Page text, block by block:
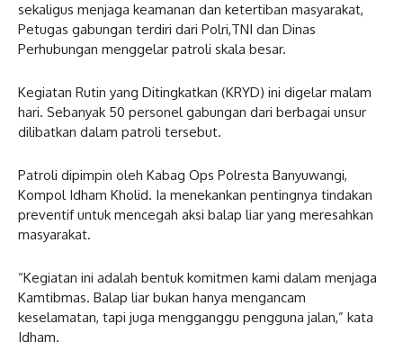
sekaligus menjaga keamanan dan ketertiban masyarakat,
Petugas gabungan terdiri dari Polri,TNI dan Dinas
Perhubungan menggelar patroli skala besar.
Kegiatan Rutin yang Ditingkatkan (KRYD) ini digelar malam
hari. Sebanyak 50 personel gabungan dari berbagai unsur
dilibatkan dalam patroli tersebut.
Patroli dipimpin oleh Kabag Ops Polresta Banyuwangi,
Kompol Idham Kholid. Ia menekankan pentingnya tindakan
preventif untuk mencegah aksi balap liar yang meresahkan
masyarakat.
“Kegiatan ini adalah bentuk komitmen kami dalam menjaga
Kamtibmas. Balap liar bukan hanya mengancam
keselamatan, tapi juga mengganggu pengguna jalan,” kata
Idham.